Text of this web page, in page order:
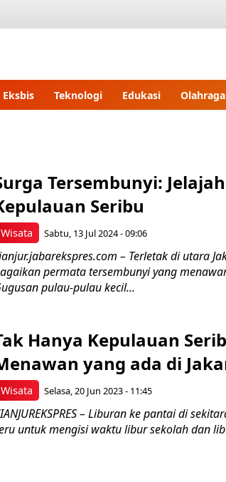
Eksbis Teknologi Edukasi Olahraga
Wisata
Tersembunyi:
Seribu
Sabtu, 13 Jul 2024 - 09:06
– Terletak di utara
permata tersembunyi yang
pulau-pulau kecil...
Wisata
Hanya Kepulauan
yang ada di
Selasa, 20 Jun 2023 - 11:45
– Liburan ke pantai di
untuk mengisi waktu libur sekolah dan